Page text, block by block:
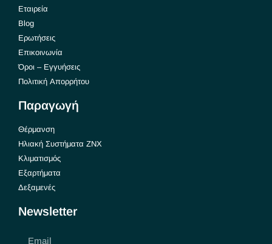
Εταιρεία
Blog
Ερωτήσεις
Επικοινωνία
Όροι – Εγγυήσεις
Πολιτική Απορρήτου
Παραγωγή
Θέρμανση
Ηλιακή Συστήματα ΖΝΧ
Κλιματισμός
Εξαρτήματα
Δεξαμενές
Newsletter